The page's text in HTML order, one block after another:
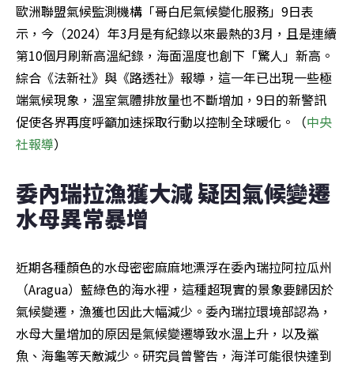
歐洲聯盟氣候監測機構「哥白尼氣候變化服務」9日表
示，今（2024）年3月是有紀錄以來最熱的3月，且是連續
第10個月刷新高溫紀錄，海面溫度也創下「驚人」新高。
綜合《法新社》與《路透社》報導，這一年已出現一些極
端氣候現象，溫室氣體排放量也不斷增加，9日的新警訊
促使各界再度呼籲加速採取行動以控制全球暖化。（中央
社報導）
委內瑞拉漁獲大減 疑因氣候變遷
水母異常暴增
近期各種顏色的水母密密麻麻地漂浮在委內瑞拉阿拉瓜州
（Aragua）藍綠色的海水裡，這種超現實的景象要歸因於
氣候變遷，漁獲也因此大幅減少。委內瑞拉環境部認為，
水母大量增加的原因是氣候變遷導致水溫上升，以及鯊
魚、海龜等天敵減少。研究員曾警告，海洋可能很快達到